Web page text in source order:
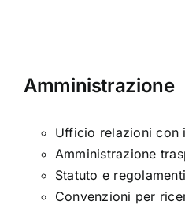
Amministrazione
Ufficio relazioni con
Amministrazione
Statuto e
Convenzioni per